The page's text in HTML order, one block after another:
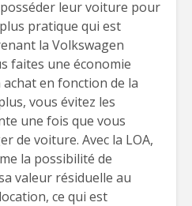
posséder leur voiture pour
pratique qui est
la Volkswagen
faites une économie
achat en fonction de la
vous évitez les
une fois que vous
de voiture. Avec la LOA,
la possibilité de
valeur résiduelle au
ce qui est